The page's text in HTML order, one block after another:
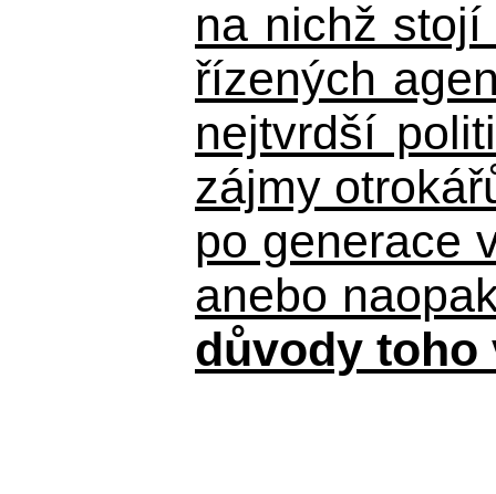
na nichž
řízených
nejtvrdší
zájmy
po generace
anebo
důvody toho